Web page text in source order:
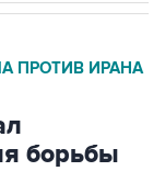
ПРОТИВ ИРАНА
борьбы